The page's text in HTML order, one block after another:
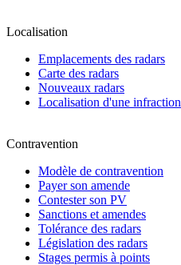
Localisation
Emplacements des radars
Carte des radars
Nouveaux radars
Localisation d'une infraction
Contravention
Modèle de contravention
Payer son amende
Contester son PV
Sanctions et amendes
Tolérance des radars
Législation des radars
Stages permis à points